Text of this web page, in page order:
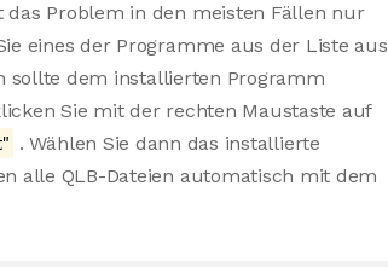
das Problem in den meisten Fällen nur
eines der Programme aus der Liste aus
sollte dem installierten Programm
Sie mit der rechten Maustaste auf
. Wählen Sie dann das installierte
alle QLB-Dateien automatisch mit dem